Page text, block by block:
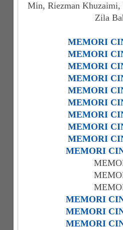
Min, Riezman
Zila
MEMORI
MEMORI
MEMORI
MEMORI
MEMORI
MEMORI
MEMORI
MEMORI
MEMORI
MEMORI
MEMORI
MEMORI
MEMORI